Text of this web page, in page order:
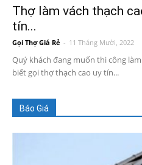
Thợ làm vách thạch
tín...
Gọi Thợ Giá Rẻ - 11 Tháng Mười, 2022
Quý khách đang muốn thi công
biết gọi thợ thạch cao uy tín...
Báo Giá